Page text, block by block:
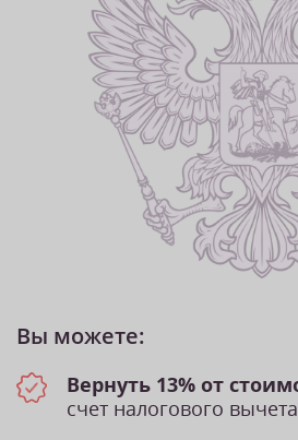
Вы можете:
Вернуть 13% от
счет налогового вычета